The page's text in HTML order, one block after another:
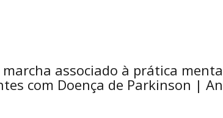
associado à prática
com Doença de Parkinson |